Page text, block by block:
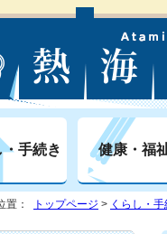
・手続き 健康・福
置： トップページ > くらし・手